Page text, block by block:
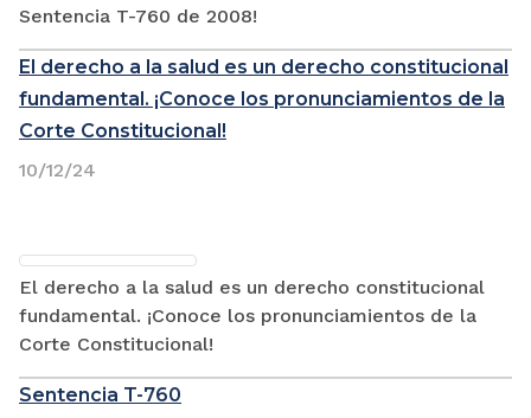
Sentencia T-760 de 2008!
El derecho a la salud es un derecho constitucional
fundamental. ¡Conoce los pronunciamientos de la
Corte Constitucional!
El derecho a la salud es un derecho constitucional
fundamental. ¡Conoce los pronunciamientos de la
Corte Constitucional!
10/12/24
Sentencia T-760